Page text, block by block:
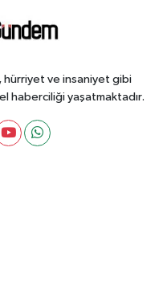
ve insaniyet gibi
haberciliği yaşatmaktadır.